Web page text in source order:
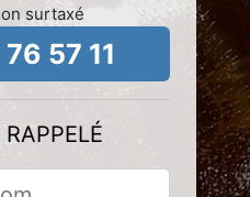
surtaxé
57 11